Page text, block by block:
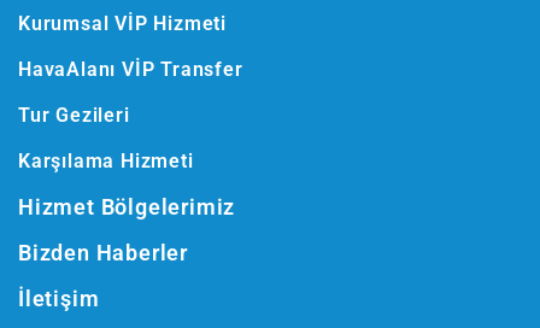
Kurumsal VİP Hizmeti
HavaAlanı VİP Transfer
Tur Gezileri
Karşılama Hizmeti
Hizmet Bölgelerimiz
Bizden Haberler
İletişim